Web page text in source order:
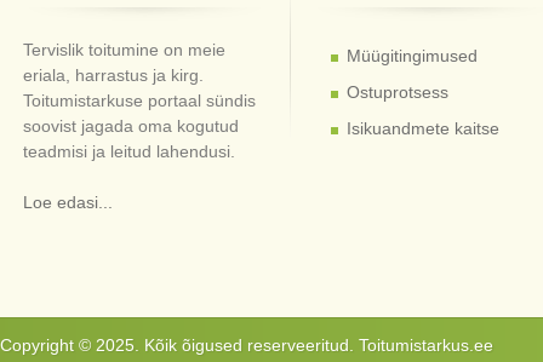
Tervislik toitumine on meie
eriala, harrastus ja kirg.
Toitumistarkuse portaal sündis
soovist jagada oma kogutud
teadmisi ja leitud lahendusi.
Loe edasi...
Müügitingimused
Ostuprotsess
Isikuandmete kaitse
Copyright © 2025. Kõik õigused reserveeritud. Toitumistarkus.ee